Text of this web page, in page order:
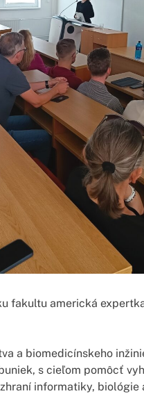
fakultu americká
a biomedicínskeho
s cieľom pomôcť
informatiky, biológie